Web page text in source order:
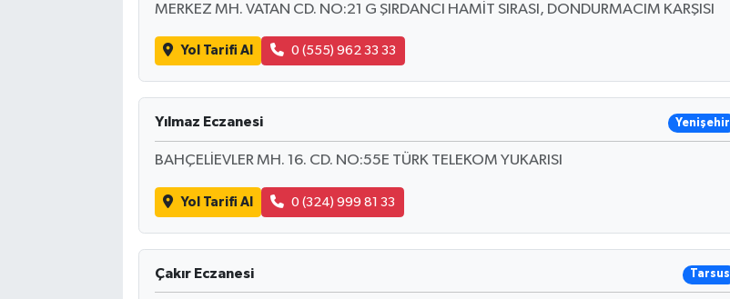
MERKEZ MH. VATAN CD. NO:21 G ŞIRDANCI HAMİT SIRASI, DONDURMACIM KARŞISI
Yol Tarifi Al 0 (555) 962 33 33
Yılmaz Eczanesi Yenişehir
BAHÇELİEVLER MH. 16. CD. NO:55E TÜRK TELEKOM YUKARISI
Yol Tarifi Al 0 (324) 999 81 33
Çakır Eczanesi Tarsus